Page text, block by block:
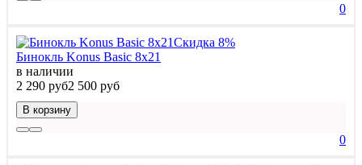
0
Скидка 8%
Бинокль Konus Basic 8x21
в наличии
2 290 руб2 500 руб
В корзину
0